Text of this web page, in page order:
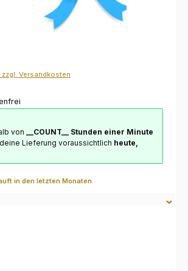
Versandkosten
von __COUNT__ Stunden einer Minute
Lieferung voraussichtlich heute,
in den letzten Monaten